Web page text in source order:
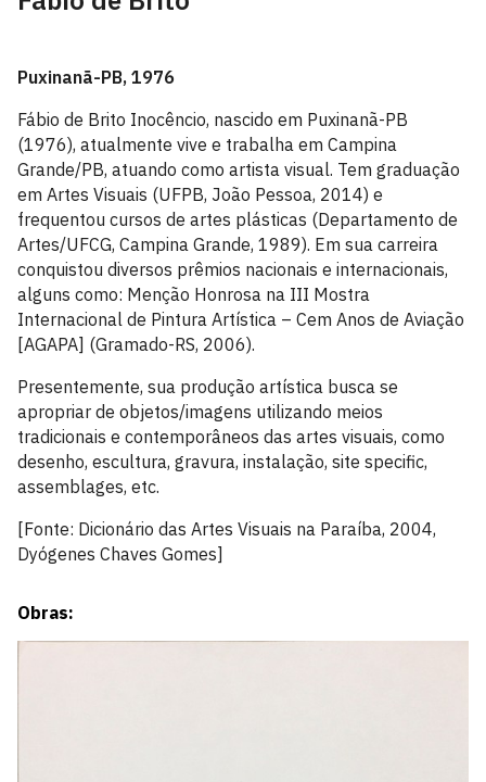
Puxinanã-PB, 1976
Fábio de Brito Inocêncio, nascido em Puxinanã-PB
(1976), atualmente vive e trabalha em Campina
Grande/PB, atuando como artista visual. Tem graduação
em Artes Visuais (UFPB, João Pessoa, 2014) e
frequentou cursos de artes plásticas (Departamento de
Artes/UFCG, Campina Grande, 1989). Em sua carreira
conquistou diversos prêmios nacionais e internacionais,
alguns como: Menção Honrosa na III Mostra
Internacional de Pintura Artística – Cem Anos de Aviação
[AGAPA] (Gramado-RS, 2006).
Presentemente, sua produção artística busca se
apropriar de objetos/imagens utilizando meios
tradicionais e contemporâneos das artes visuais, como
desenho, escultura, gravura, instalação, site specific,
assemblages, etc.
[Fonte: Dicionário das Artes Visuais na Paraíba, 2004,
Dyógenes Chaves Gomes]
Obras: